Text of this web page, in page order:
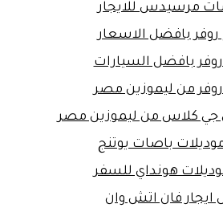
مرسيدس للايجار
روفر بافضل الاسعار
روفر بافضل السيارات
روفر من ليموزين مصر
كلاس من ليموزين مصر
باصات يوتنج
هونداي للسفر
فان اتش وان